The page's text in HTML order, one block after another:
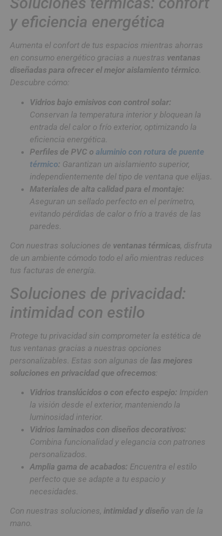
y eficiencia energética
Aumenta el confort de tus espacios mientras ahorras
en consumo energético gracias a nuestras ventanas
diseñadas para ofrecer el mejor aislamiento térmico.
Descubre cómo:
Vidrios bajo emisivos con control solar:
Conservan la temperatura interior y bloquean la
entrada del calor o frío exterior, optimizando la
eficiencia energética.
Perfiles de PVC o aluminio con rotura de puente
térmico: Garantizan un aislamiento superior,
independientemente del tipo de ventana que elijas.
Materiales de alta calidad para el montaje:
Aseguran un sellado perfecto en el perímetro,
evitando pérdidas de calor o frío a través de las
paredes.
Con nuestras soluciones de ventanas térmicas, disfruta
de un ambiente cómodo todo el año mientras reduces
tus facturas de energía.
Soluciones de privacidad:
intimidad con estilo
Protege tu privacidad sin comprometer la estética de
tus ventanas gracias a nuestras opciones
personalizables. Estas son algunas de las mejores
soluciones en privacidad que ofrecemos:
Vidrios translúcidos o con efecto espejo: Impiden
la visión desde el exterior, manteniendo la
luminosidad interior.
Vidrios laminados con diseños decorativos:
Combina funcionalidad y elegancia con patrones
personalizados.
Amplia gama de acabados: Encuentra el estilo
perfecto que se adapte a tu espacio y
necesidades.
Con nuestras soluciones, intimidad y diseño van de la
mano.